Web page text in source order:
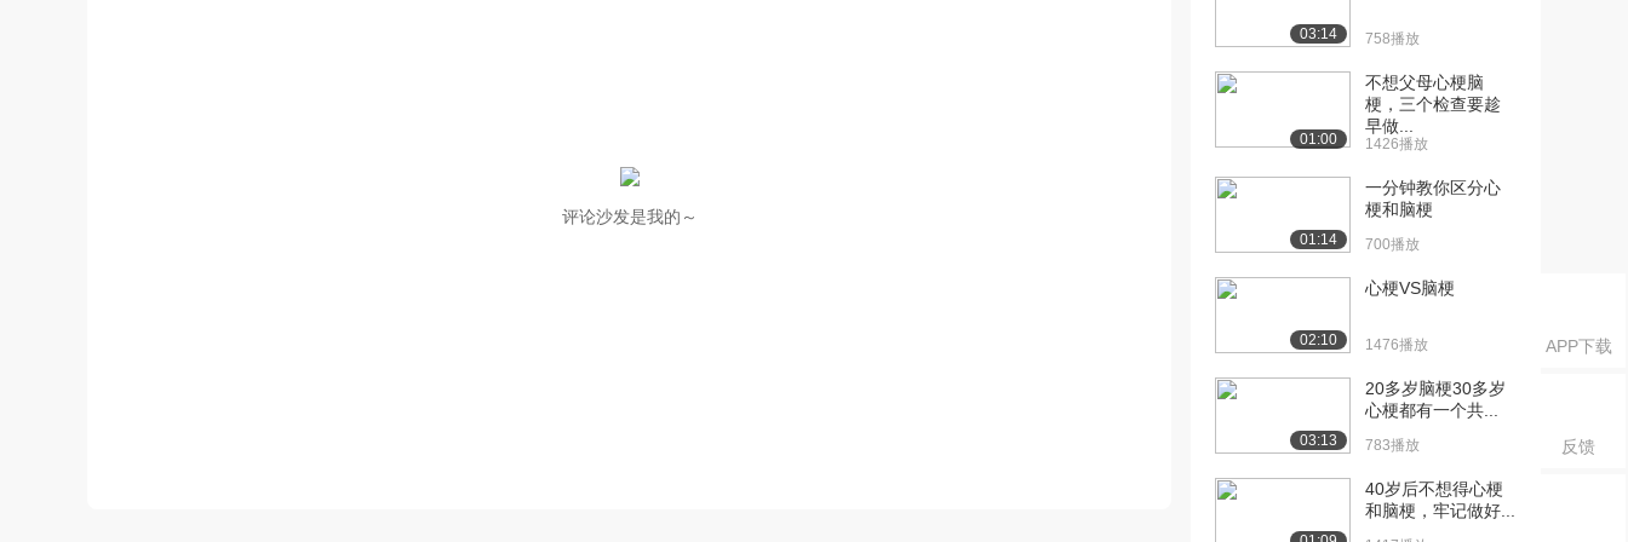
APP下载
反馈
评论沙发是我的～
03:14 758播放
01:00
不想父母心梗脑
梗，三个检查要趁
早做...
1426播放
01:14
一分钟教你区分心
梗和脑梗
700播放
02:10
心梗VS脑梗
1476播放
03:13
20多岁脑梗30多岁
心梗都有一个共...
783播放
40岁后不想得心梗
和脑梗，牢记做好...